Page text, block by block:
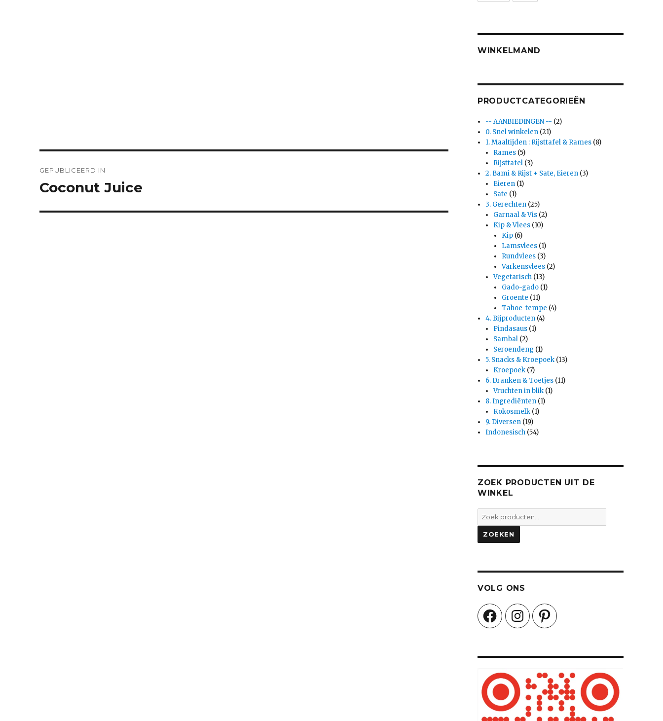
navigatie
GEPUBLICEERD IN
Coconut Juice
WINKELMAND
PRODUCTCATEGORIEËN
-- AANBIEDINGEN -- (2)
0. Snel winkelen (21)
1. Maaltijden : Rijsttafel & Rames (8)
Rames (5)
Rijsttafel (3)
2. Bami & Rijst + Sate, Eieren (3)
Eieren (1)
Sate (1)
3. Gerechten (25)
Garnaal & Vis (2)
Kip & Vlees (10)
Kip (6)
Lamsvlees (1)
Rundvlees (3)
Varkensvlees (2)
Vegetarisch (13)
Gado-gado (1)
Groente (11)
Tahoe-tempe (4)
4. Bijproducten (4)
Pindasaus (1)
Sambal (2)
Seroendeng (1)
5. Snacks & Kroepoek (13)
Kroepoek (7)
6. Dranken & Toetjes (11)
Vruchten in blik (1)
8. Ingrediënten (1)
Kokosmelk (1)
9. Diversen (19)
Indonesisch (54)
ZOEK PRODUCTEN UIT DE
WINKEL
Zoeken
naar:
ZOEKEN
VOLG ONS
FacebookInstagramPinterest